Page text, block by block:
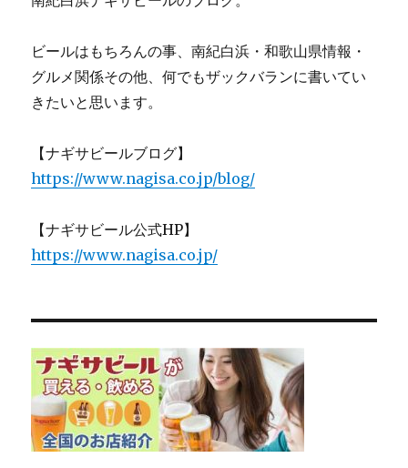
ビールはもちろんの事、南紀白浜・和歌山県情報・
グルメ関係その他、何でもザックバランに書いてい
きたいと思います。
【ナギサビールブログ】
https://www.nagisa.co.jp/blog/
【ナギサビール公式HP】
https://www.nagisa.co.jp/